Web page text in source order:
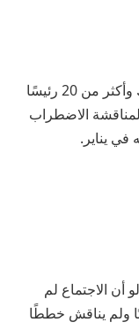
التقى الرئيس التنفيذي لشركة أبل تيم كوك وأكثر من 20 رئيسًا
لمناقشة الاضطراب
في يناير.
أن الاجتماع لم
ولم يناقش خططًا